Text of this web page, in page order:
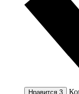
Нравится 3